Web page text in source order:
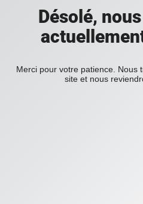
Désolé,
Merci pour votre patience. Nous
site et nous